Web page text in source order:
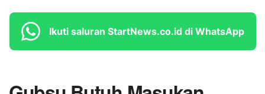
Ikuti saluran StartNews.co.id di WhatsApp